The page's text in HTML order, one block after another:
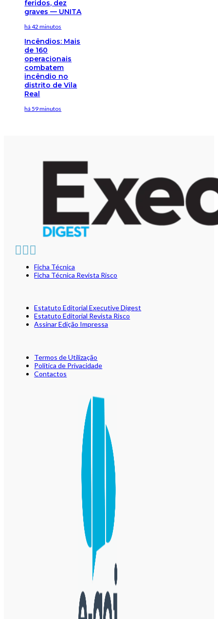
feridos, dez
graves — UNITA
há 42 minutos
Incêndios: Mais
de 160
operacionais
combatem
incêndio no
distrito de Vila
Real
há 59 minutos
Ficha Técnica
Ficha Técnica Revista Risco
Estatuto Editorial Executive Digest
Estatuto Editorial Revista Risco
Assinar Edição Impressa
Termos de Utilização
Política de Privacidade
Contactos